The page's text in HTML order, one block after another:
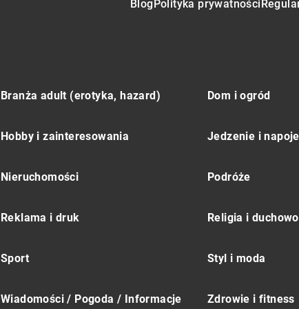
Blog Polityka prywatności
Branża adult (erotyka, hazard) Dom i ogród
Hobby i zainteresowania Jedzenie i napoje
Nieruchomości Podróże
Reklama i druk Religia i
Sport Styl i moda
Wiadomości / Pogoda / Informacje Zdrowie i fitness